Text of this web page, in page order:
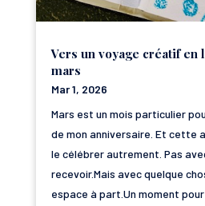
Vers un voyage créatif en
mars
Mar 1, 2026
Mars est un mois particulier
de mon anniversaire. Et cette
le célébrer autrement. Pas
recevoir.Mais avec quelque
espace à part.Un moment